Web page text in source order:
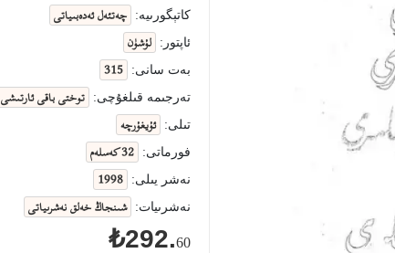
كاتېگورىيە:
چەتئەل ئەدەبىياتى
ئاپتور: لۇشۈن
بەت سانى: 315
تەرجىمە قىلغۇچى: توختى باقى ئارتىشى
تىلى: ئۇيغۇرچە
فورماتى: 32 كەسلەم
نەشر يىلى: 1998
نەشرىيات: شىنجاڭ خەلق نەشرىياتى
₺292.60